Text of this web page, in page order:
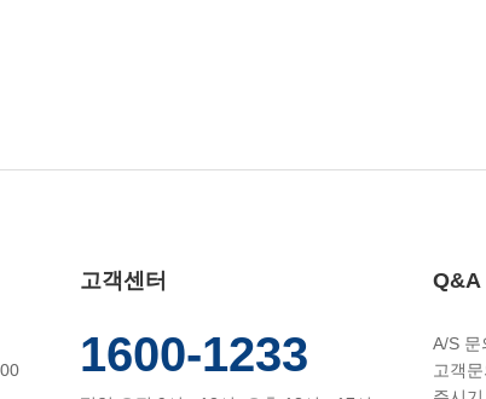
고객센터
1600-1233
Q&A
A/S 문
고객